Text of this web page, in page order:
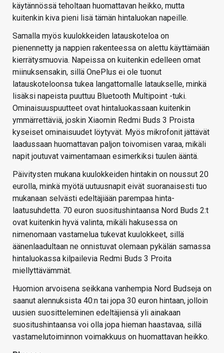
käytännössä teholtaan huomattavan heikko, mutta
kuitenkin kiva pieni lisä tämän hintaluokan napeille.
Samalla myös kuulokkeiden latauskoteloa on
pienennetty ja nappien rakenteessa on alettu käyttämään
kierrätysmuovia. Napeissa on kuitenkin edelleen omat
miinuksensakin, sillä OnePlus ei ole tuonut
latauskoteloonsa tukea langattomalle lataukselle, minkä
lisäksi napeista puuttuu Bluetooth Multipoint -tuki.
Ominaisuuspuutteet ovat hintaluokassaan kuitenkin
ymmärrettäviä, joskin Xiaomin Redmi Buds 3 Proista
kyseiset ominaisuudet löytyvät. Myös mikrofonit jättävät
laadussaan huomattavan paljon toivomisen varaa, mikäli
napit joutuvat vaimentamaan esimerkiksi tuulen ääntä.
Päivitysten mukana kuulokkeiden hintakin on noussut 20
eurolla, minkä myötä uutuusnapit eivät suoranaisesti tuo
mukanaan selvästi edeltäjiään parempaa hinta-
laatusuhdetta. 70 euron suositushintaansa Nord Buds 2:t
ovat kuitenkin hyvä valinta, mikäli hakusessa on
nimenomaan vastamelua tukevat kuulokkeet, sillä
äänenlaadultaan ne onnistuvat olemaan pykälän samassa
hintaluokassa kilpailevia Redmi Buds 3 Proita
miellyttävämmät.
Huomion arvoisena seikkana vanhempia Nord Budseja on
saanut alennuksista 40:n tai jopa 30 euron hintaan, jolloin
uusien suositteleminen edeltäjiensä yli ainakaan
suositushintaansa voi olla jopa hieman haastavaa, sillä
vastamelutoiminnon voimakkuus on huomattavan heikko.